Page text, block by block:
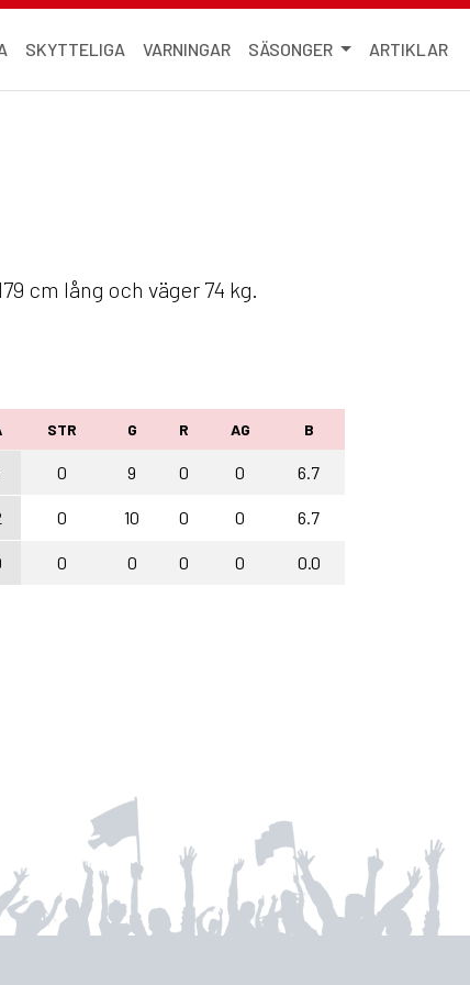
SKYTTELIGA VARNINGAR SÄSONGER ARTIKLAR
cm lång och väger 74 kg.
STR G R AG B
0 9 0 0 6.7
0 10 0 0 6.7
0 0 0 0 0.0